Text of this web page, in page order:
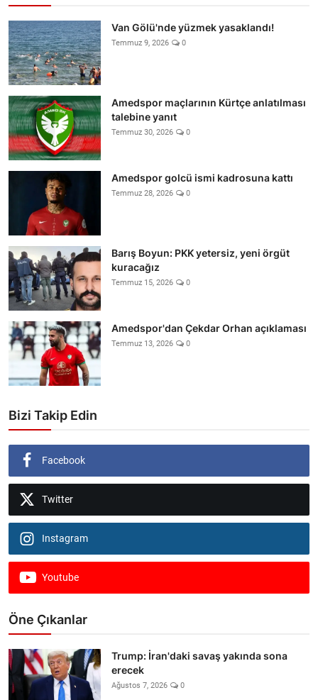
Van Gölü'nde yüzmek yasaklandı!
Temmuz 9, 2026 0
Amedspor maçlarının Kürtçe anlatılması
talebine yanıt
Temmuz 30, 2026 0
Amedspor golcü ismi kadrosuna kattı
Temmuz 28, 2026 0
Barış Boyun: PKK yetersiz, yeni örgüt
kuracağız
Temmuz 15, 2026 0
Amedspor'dan Çekdar Orhan açıklaması
Temmuz 13, 2026 0
Bizi Takip Edin
Facebook
Twitter
Instagram
Youtube
Öne Çıkanlar
Trump: İran'daki savaş yakında sona
erecek
Ağustos 7, 2026 0